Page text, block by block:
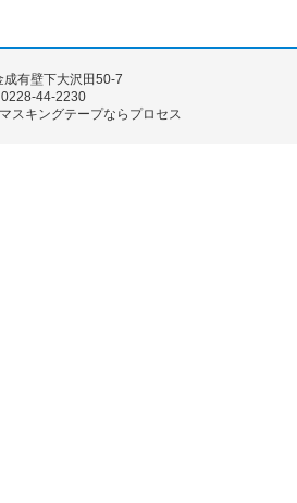
有壁下大沢田50-7
44-2230
スキングテープならプロセス